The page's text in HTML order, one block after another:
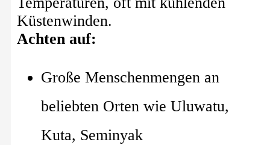
Küstenwinden.
Achten auf:
Große Menschenmengen an
beliebten Orten wie Uluwatu,
Kuta, Seminyak